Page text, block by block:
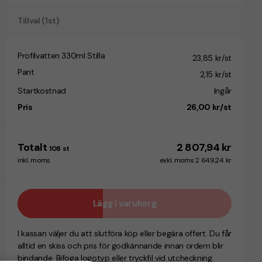
Tillval (1st)
Profilvatten 330ml Stilla
23,85 kr/st
Pant
2,15 kr/st
Startkostnad
Ingår
Pris
26,00 kr/st
Totalt 108 st 2 807,94 kr
inkl. moms exkl. moms 2 649,24 kr
Lägg i varukorg
I kassan väljer du att slutföra köp eller begära offert. Du får
alltid en skiss och pris för godkännande innan ordern blir
bindande. Bifoga logotyp eller tryckfil vid utcheckning.